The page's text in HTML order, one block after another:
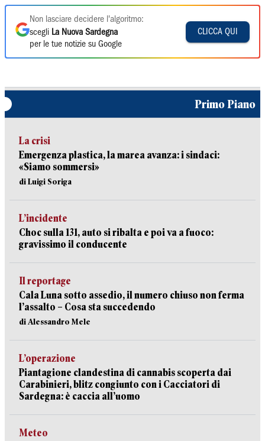
Non lasciare decidere l'algoritmo:
scegli La Nuova Sardegna
per le tue notizie su Google
CLICCA QUI
Primo Piano
La crisi
Emergenza plastica, la marea avanza: i sindaci:
«Siamo sommersi»
di Luigi Soriga
L’incidente
Choc sulla 131, auto si ribalta e poi va a fuoco:
gravissimo il conducente
Il reportage
Cala Luna sotto assedio, il numero chiuso non ferma
l’assalto – Cosa sta succedendo
di Alessandro Mele
L’operazione
Piantagione clandestina di cannabis scoperta dai
Carabinieri, blitz congiunto con i Cacciatori di
Sardegna: è caccia all’uomo
Meteo